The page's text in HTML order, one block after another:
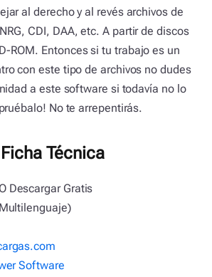
al derecho y al revés archivos de
CDI, DAA, etc. A partir de discos
ROM. Entonces si tu trabajo es un
con este tipo de archivos no dudes
a este software si todavía no lo
No te arrepentirás.
Ficha Técnica
Descargar Gratis
Software